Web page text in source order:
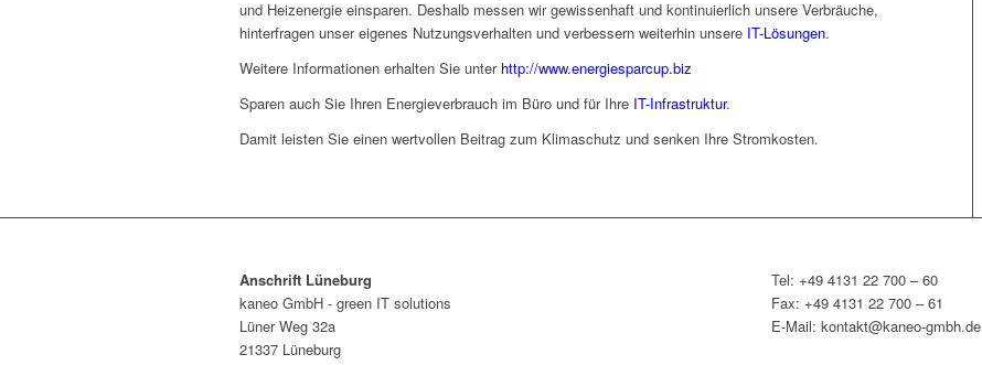
und Heizenergie einsparen. Deshalb messen wir gewissenhaft und kontinuierlich unsere Verbräuche,
hinterfragen unser eigenes Nutzungsverhalten und verbessern weiterhin unsere IT-Lösungen.
Weitere Informationen erhalten Sie unter http://www.energiesparcup.biz
Sparen auch Sie Ihren Energieverbrauch im Büro und für Ihre IT-Infrastruktur.
Damit leisten Sie einen wertvollen Beitrag zum Klimaschutz und senken Ihre Stromkosten.
Anschrift Lüneburg
kaneo GmbH - green IT solutions
Lüner Weg 32a
21337 Lüneburg
Tel: +49 4131 22 700 – 60
Fax: +49 4131 22 700 – 61
E-Mail: kontakt@kaneo-gmbh.de